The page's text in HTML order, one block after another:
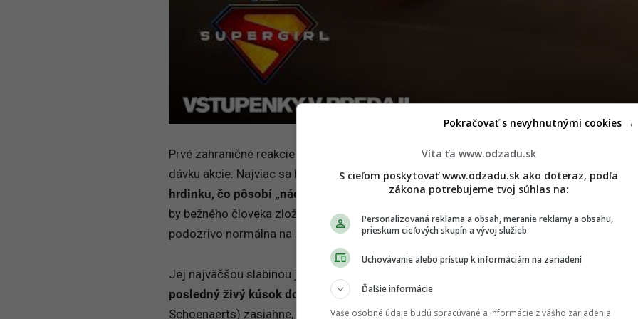
Prvé zahraničné reakcie už teraz potvrdzujú, že Supergirl má energiu, humor, srdce aj
dávku akcie. Najviac sa hovorí o Milly Alcock, ktorá podľa Yahoo Entertainment robí zo
hrdinku, čo pôsobí „nádherne ľudsky“
. Má superschopnosti, lieta, bojuje a prežije veci,
by bežného človeka zložili. Zároveň je poriadne tvrdohlavá, impulzívna, zranená a
podozrivo normálna na niekoho, kto dokáže preraziť stenu pohľadom.
Jej najväčšou slabinou je
posledný živý kúsok domova, ktorý jej zostal. Keď ho chladnokrvný žoldák Krem
Schoenaerts) zasiahne, Kara málen tri dni, aby od banditu získala protilátku. Cesta za
Víta ťa www.odzadu.sk
S cieľom poskytovať www.odzadu.sk ako doteraz, podľa
zákona potrebujeme tvoj súhlas na:
Personalizovaná reklama a obsah, meranie reklamy a obsahu,
prieskum cieľových skupín a vývoj služieb
Uchovávanie alebo prístup k informáciám na zariadení
Ďalšie informácie
Vaše osobné údaje budú spracúvané a informácie z vášho zariadenia
Pokračovať s nevyhnutnými cookies →